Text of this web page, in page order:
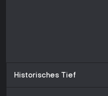
Historisches Tief